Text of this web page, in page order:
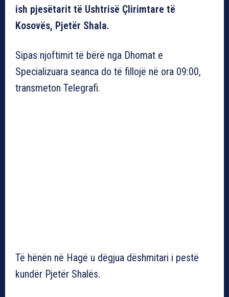
ish pjesëtarit të Ushtrisë Çlirimtare të
Kosovës, Pjetër Shala.
Sipas njoftimit të bërë nga Dhomat e
Specializuara seanca do të fillojë në ora 09:00,
transmeton Telegrafi.
Të hënën në Hagë u dëgjua dëshmitari i pestë
kundër Pjetër Shalës.